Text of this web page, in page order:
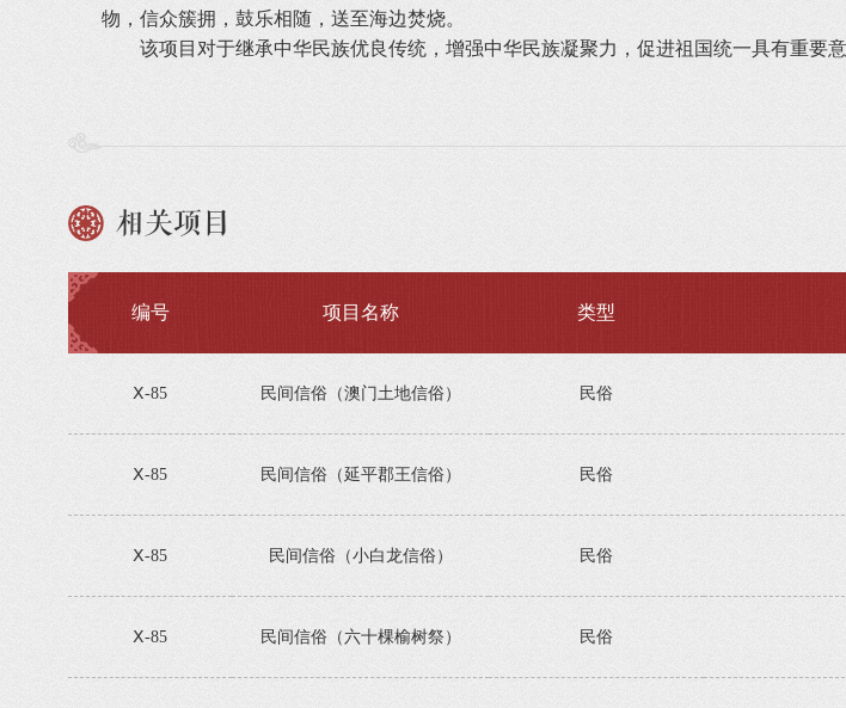
物，信众簇拥，鼓乐相随，送至海边焚烧。
该项目对于继承中华民族优良传统，增强中华民族凝聚力，促进祖国统一具有重要意
相关项目
编号 项目名称 类型
Ⅹ-85 民间信俗（澳门土地信俗） 民俗
Ⅹ-85 民间信俗（延平郡王信俗） 民俗
Ⅹ-85 民间信俗（小白龙信俗） 民俗
Ⅹ-85 民间信俗（六十棵榆树祭） 民俗